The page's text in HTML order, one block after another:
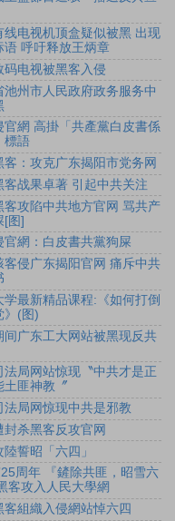
线电视机顶盒疑似被黑 出现
语 呼吁释放王炳章
码电视被黑客入侵
池州市人民政府政务服务中
官網 高掛「共產黨白皮書係
標語
客：攻克广东揭阳市党务网
客战果卓著 引起中共关注
客攻陷中共地方官网 骂共产
[图]
官網：白皮書共黨狗屎
客侵广东揭阳官网 痛斥中共
学最新精品课程:《如何打倒
》(图)
间广东工大网站被黑现反共
法局网站惊现〝中共才是正
土匪神教〞
法局网惊现中共是邪教
封杀黑客反攻官网
誓昭「六四」
周年 『鏟除共匪，昭雪六
客攻入人民大學網
客組織入侵網站悼六四